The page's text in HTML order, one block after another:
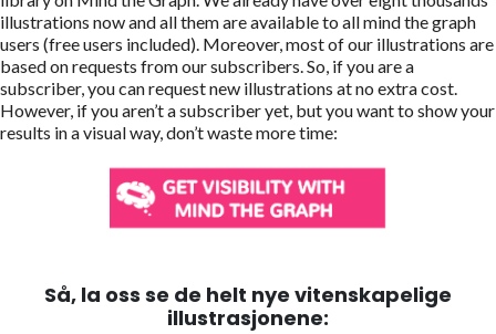
illustrations now and all them are available to all mind the graph
users (free users included). Moreover, most of our illustrations are
based on requests from our subscribers. So, if you are a
subscriber, you can request new illustrations at no extra cost.
However, if you aren’t a subscriber yet, but you want to show your
results in a visual way, don’t waste more time:
Så, la oss se de helt nye vitenskapelige
illustrasjonene: